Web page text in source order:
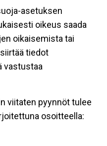
asetuksen
oikeus saada
oikaisemista tai
tiedot
vastustaa
viitaten pyynnöt tulee
osoitteella: